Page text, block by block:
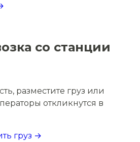
со станции
разместите груз или
откликнутся в
груз →